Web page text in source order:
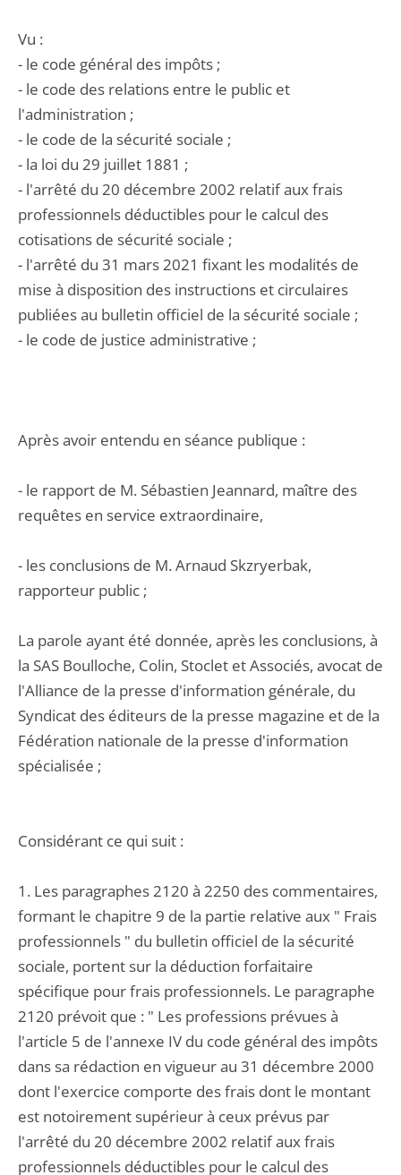
Vu :
- le code général des impôts ;
- le code des relations entre le public et
l'administration ;
- le code de la sécurité sociale ;
- la loi du 29 juillet 1881 ;
- l'arrêté du 20 décembre 2002 relatif aux frais
professionnels déductibles pour le calcul des
cotisations de sécurité sociale ;
- l'arrêté du 31 mars 2021 fixant les modalités de
mise à disposition des instructions et circulaires
publiées au bulletin officiel de la sécurité sociale ;
- le code de justice administrative ;
Après avoir entendu en séance publique :
- le rapport de M. Sébastien Jeannard, maître des
requêtes en service extraordinaire,
- les conclusions de M. Arnaud Skzryerbak,
rapporteur public ;
La parole ayant été donnée, après les conclusions, à
la SAS Boulloche, Colin, Stoclet et Associés, avocat de
l'Alliance de la presse d'information générale, du
Syndicat des éditeurs de la presse magazine et de la
Fédération nationale de la presse d'information
spécialisée ;
Considérant ce qui suit :
1. Les paragraphes 2120 à 2250 des commentaires,
formant le chapitre 9 de la partie relative aux " Frais
professionnels " du bulletin officiel de la sécurité
sociale, portent sur la déduction forfaitaire
spécifique pour frais professionnels. Le paragraphe
2120 prévoit que : " Les professions prévues à
l'article 5 de l'annexe IV du code général des impôts
dans sa rédaction en vigueur au 31 décembre 2000
dont l'exercice comporte des frais dont le montant
est notoirement supérieur à ceux prévus par
l'arrêté du 20 décembre 2002 relatif aux frais
professionnels déductibles pour le calcul des